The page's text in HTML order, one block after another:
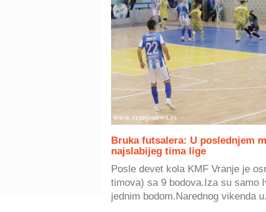
Bruka futsalera: U poslednjem
najslabijeg tima lige
Posle devet kola KMF Vranje je
timova) sa 9 bodova.Iza su samo
jednim bodom.Narednog vikenda